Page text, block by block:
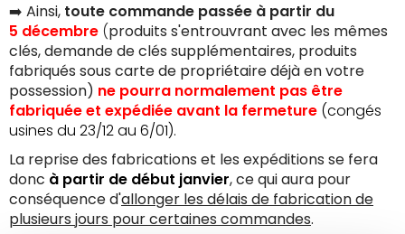
➡️ Ainsi, toute commande passée à partir du
5 décembre (produits s'entrouvrant avec les mêmes
clés, demande de clés supplémentaires, produits
fabriqués sous carte de propriétaire déjà en votre
possession) ne pourra normalement pas être
fabriquée et expédiée avant la fermeture (congés
usines du 23/12 au 6/01).
La reprise des fabrications et les expéditions se fera
donc à partir de début janvier, ce qui aura pour
conséquence d'allonger les délais de fabrication de
plusieurs jours pour certaines commandes.